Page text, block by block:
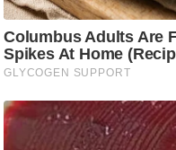
मा
तृ
भू
स्तं